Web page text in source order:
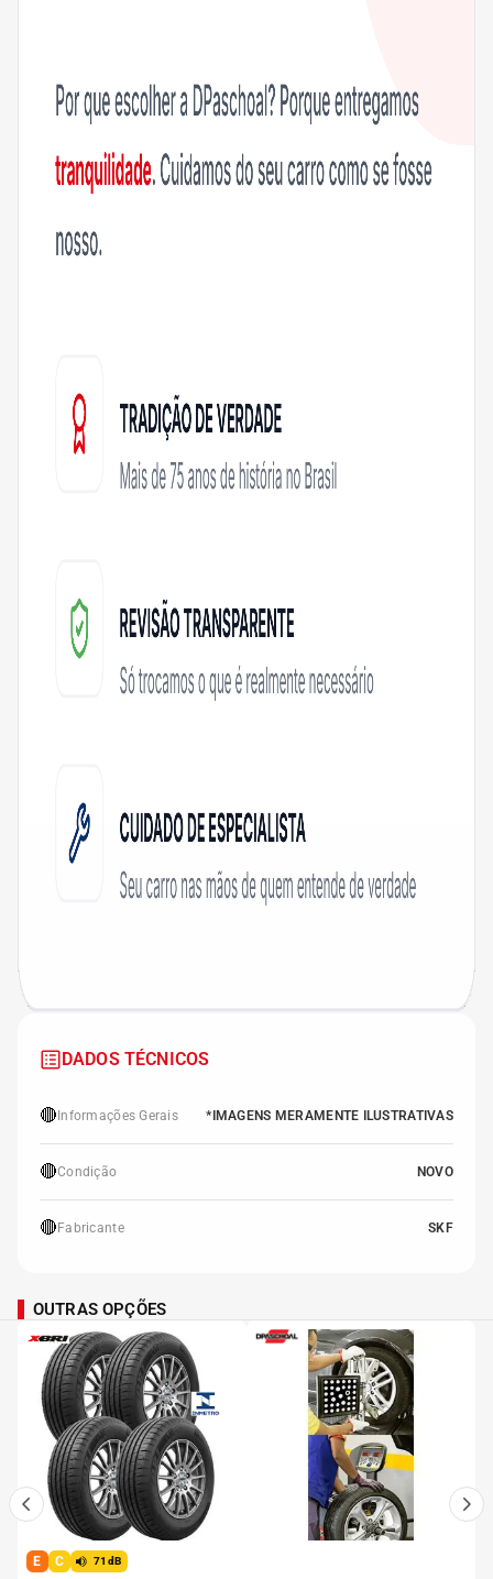
DADOS TÉCNICOS
🔴 Informações Gerais *IMAGENS MERAMENTE ILUSTRATIVAS
🔴Condição NOVO
🔴 Fabricante SKF
OUTRAS OPÇÕES
E C 71dB